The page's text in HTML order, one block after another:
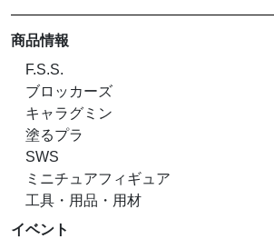
商品情報
F.S.S.
ブロッカーズ
キャラグミン
塗るプラ
SWS
ミニチュアフィギュア
工具・用品・用材
イベント